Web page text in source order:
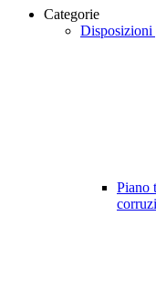
Categorie
Disposizioni
Piano